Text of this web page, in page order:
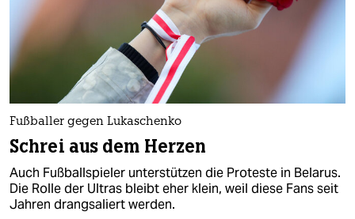
Fußballer gegen Lukaschenko
Schrei aus dem Herzen
Auch Fußballspieler unterstützen die Proteste in Belarus.
Die Rolle der Ultras bleibt eher klein, weil diese Fans seit
Jahren drangsaliert werden.